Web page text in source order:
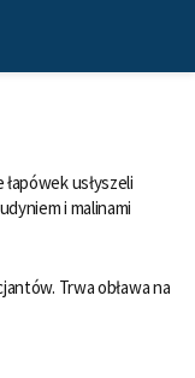
usłyszeli
i malinami
Trwa obława na